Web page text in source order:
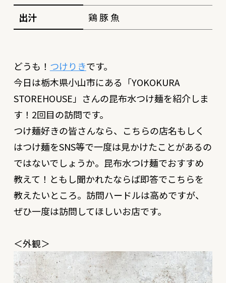
出汁
鶏 豚 魚
どうも！ つけりきです。
今日は栃木県小山市にある「YOKOKURA
STOREHOUSE 」さんの昆布水つけ麺を紹介しま
す！2回目の訪問です。
つけ麺好きの皆さんなら、こちらの店名もしく
はつけ麺をSNS等で一度は見かけたことがあるの
ではないでしょうか。昆布水つけ麺でおすすめ
教えて！ともし聞かれたならば即答でこちらを
教えたいところ。訪問ハードルは高めですが、
ぜひ一度は訪問してほしいお店です。
＜外観＞